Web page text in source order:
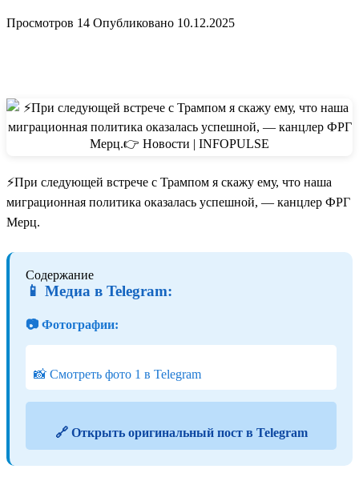
Просмотров 14 Опубликовано 10.12.2025
⚡️При следующей встрече с Трампом я скажу ему, что наша
миграционная политика оказалась успешной, — канцлер ФРГ
Мерц.
Содержание
📱 Медиа в Telegram:
📷 Фотографии:
📸 Смотреть фото 1 в Telegram
🔗 Открыть оригинальный пост в Telegram